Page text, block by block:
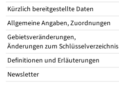
Kürzlich bereitgestellte Daten
Allgemeine Angaben, Zuordnungen
Gebietsveränderungen,
Änderungen zum Schlüsselverzeichnis
Definitionen und Erläuterungen
Newsletter